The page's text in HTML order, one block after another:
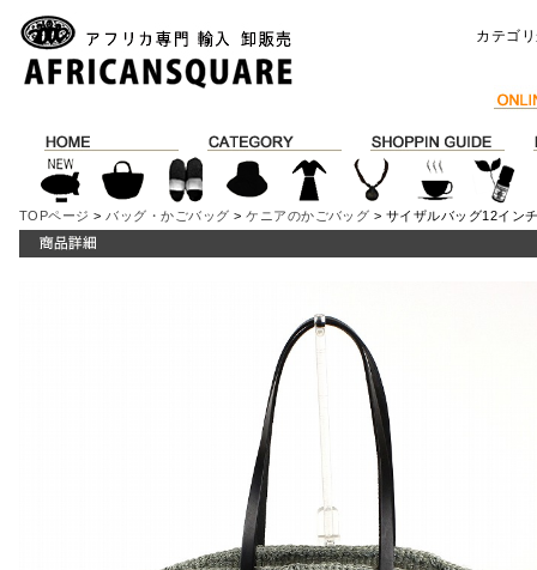
カテゴ
TOPページ > バッグ・かごバッグ >ケニアのかごバッグ > サイザルバッグ12イン